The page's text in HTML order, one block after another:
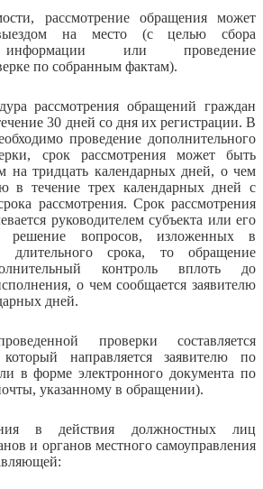
рассмотрение обращения может
на место (с целью сбора
информации или проведение
по собранным фактам).
рассмотрения обращений граждан
30 дней со дня их регистрации. В
проведение дополнительного
срок рассмотрения может быть
на тридцать календарных дней, о чем
в течение трех календарных дней с
рассмотрения. Срок рассмотрения
руководителем субъекта или его
решение вопросов, изложенных в
длительного срока, то обращение
контроль вплоть до
о чем сообщается заявителю
дней.
проверки составляется
направляется заявителю по
в форме электронного документа по
указанному в обращении).
в действия должностных лиц
и органов местного самоуправления